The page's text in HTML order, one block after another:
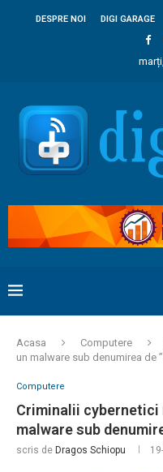
DESPRE NOI DIGI GARAGE
Acasa Computere
un malware sub denumirea de
Computere
Criminalii cybernetici
malware sub
scris de Dragos Schiopu